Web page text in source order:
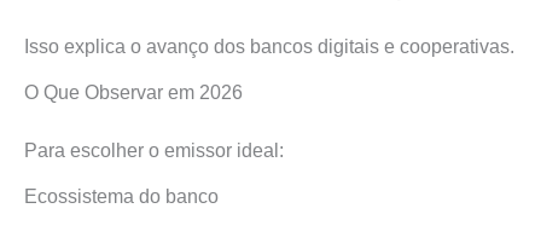
Isso explica o avanço dos bancos digitais e cooperativas.
O Que Observar em 2026
Para escolher o emissor ideal:
Ecossistema do banco